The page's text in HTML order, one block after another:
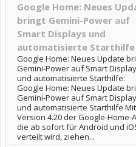
Google Home: Neues
bringt Gemini-Power auf
Smart Displays und
automatisierte Starthilfe
Google Home: Neues Update
Gemini-Power auf Smart
und automatisierte Starthilfe:
Google Home: Neues Update
Gemini-Power auf Smart
und automatisierte Starthilfe
Version 4.20 der Google-Home-
die ab sofort für Android und
verteilt wird, ziehen...